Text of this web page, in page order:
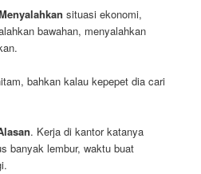
situasi ekonomi,
bawahan, menyalahkan
bahkan kalau kepepet dia cari
. Kerja di kantor katanya
banyak lembur, waktu buat